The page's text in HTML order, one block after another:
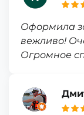
Оформила
вежливо!
Огромное